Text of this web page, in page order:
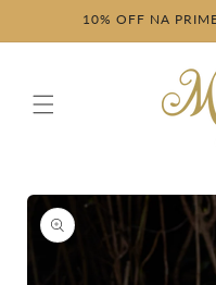
conteúdo
10% OFF NA
as
informações
do produto